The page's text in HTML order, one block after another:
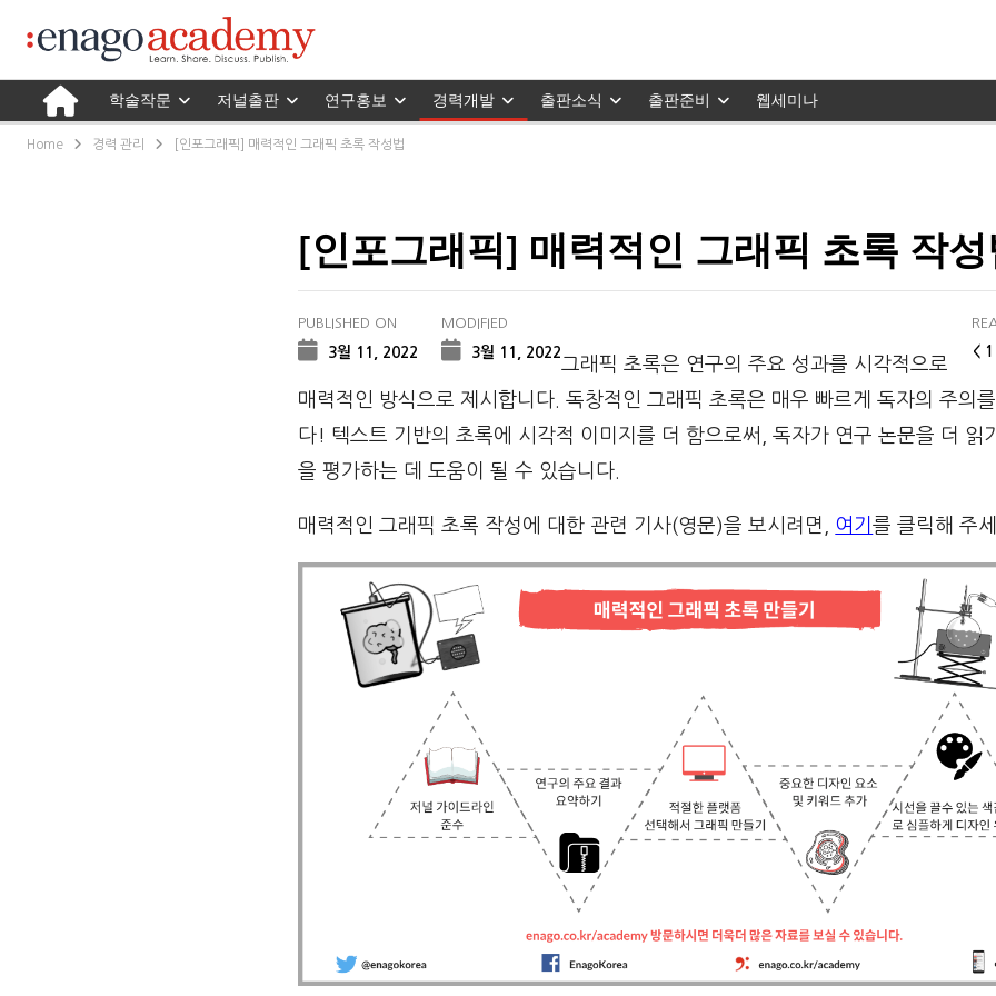
학술작문 저널출판 연구홍보 경력개발 출판소식 출판준비 웹세미나
Home 경력 관리 [인포그래픽] 매력적인 그래픽 초록 작성법
[인포그래픽] 매력적인 그래픽 초록 작
< 1
PUBLISHED ON
3월 11, 2022
MODIFIED
3월 11, 2022
그래픽 초록은 연구의 주요 성과를 시각적으로
매력적인 방식으로 제시합니다. 독창적인 그래픽 초록은 매우 빠르게 독자의 주의
다! 텍스트 기반의 초록에 시각적 이미지를 더 함으로써, 독자가 연구 논문을 더 읽
을 평가하는 데 도움이 될 수 있습니다.
매력적인 그래픽 초록 작성에 대한 관련 기사(영문)을 보시려면, 여기를 클릭해 주